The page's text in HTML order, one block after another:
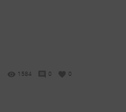
1584 0 0